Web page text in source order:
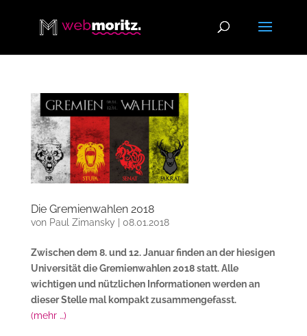
Die Gremienwahlen 2018
von Paul Zimansky | 08.01.2018
Zwischen dem 8. und 12. Januar finden an der hiesigen
Universität die Gremienwahlen 2018 statt. Alle
wichtigen und nützlichen Informationen werden an
dieser Stelle mal kompakt zusammengefasst.
(mehr …)